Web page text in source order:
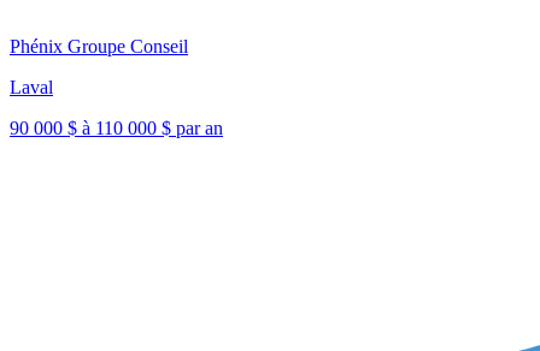
Phénix Groupe Conseil
Laval
90 000 $ à 110 000 $ par an